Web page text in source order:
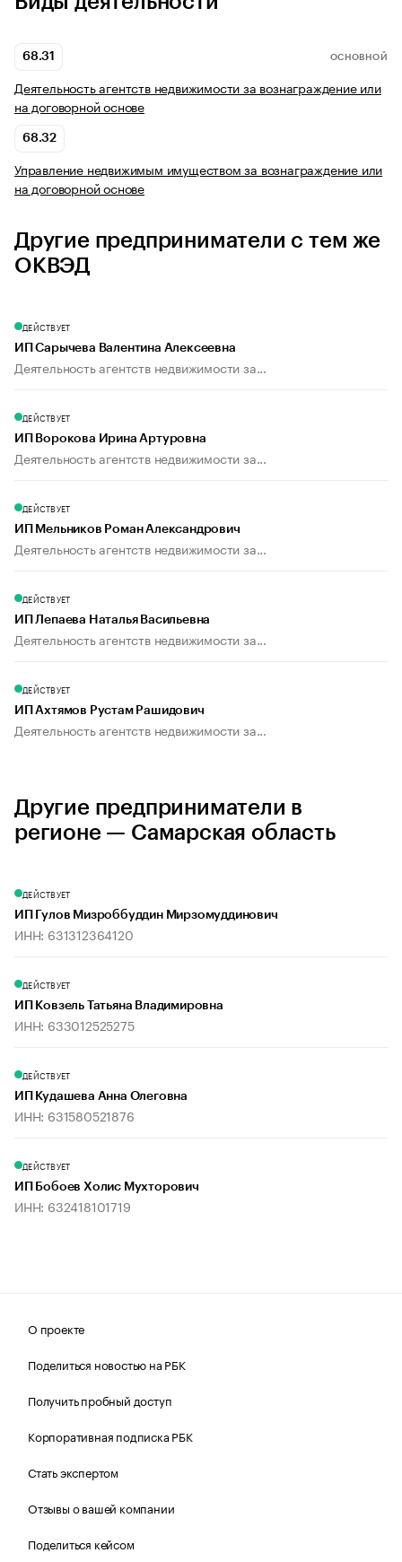
68.31 ОСНОВНОЙ
Деятельность агентств недвижимости за вознаграждение или
на договорной основе
68.32
Управление недвижимым имуществом за вознаграждение или
на договорной основе
Другие предприниматели с тем же
ОКВЭД
ДЕЙСТВУЕТ
ИП Сарычева Валентина Алексеевна
Деятельность агентств недвижимости за...
ДЕЙСТВУЕТ
ИП Ворокова Ирина Артуровна
Деятельность агентств недвижимости за...
ДЕЙСТВУЕТ
ИП Мельников Роман Александрович
Деятельность агентств недвижимости за...
ДЕЙСТВУЕТ
ИП Лепаева Наталья Васильевна
Деятельность агентств недвижимости за...
ДЕЙСТВУЕТ
ИП Ахтямов Рустам Рашидович
Деятельность агентств недвижимости за...
Другие предприниматели в
регионе — Самарская область
ДЕЙСТВУЕТ
ИП Гулов Мизроббуддин Мирзомуддинович
ИНН: 631312364120
ДЕЙСТВУЕТ
ИП Ковзель Татьяна Владимировна
ИНН: 633012525275
ДЕЙСТВУЕТ
ИП Кудашева Анна Олеговна
ИНН: 631580521876
ДЕЙСТВУЕТ
ИП Бобоев Холис Мухторович
ИНН: 632418101719
О проекте
Поделиться новостью на РБК
Получить пробный доступ
Корпоративная подписка РБК
Стать экспертом
Отзывы о вашей компании
Поделиться кейсом